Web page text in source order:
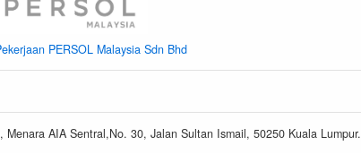
PERSOL Malaysia Sdn Bhd
Menara AIA Sentral,No. 30, Jalan Sultan Ismail, 50250 Kuala Lumpur.